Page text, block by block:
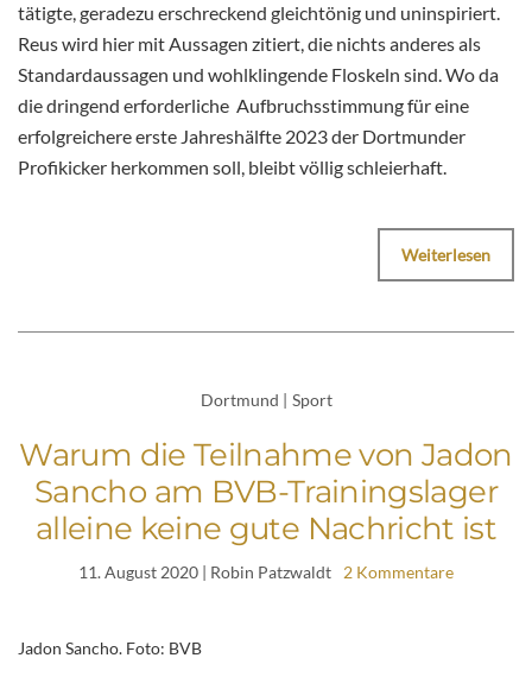
tätigte, geradezu erschreckend gleichtönig und uninspiriert.
Reus wird hier mit Aussagen zitiert, die nichts anderes als
Standardaussagen und wohlklingende Floskeln sind. Wo da
die dringend erforderliche Aufbruchsstimmung für eine
erfolgreichere erste Jahreshälfte 2023 der Dortmunder
Profikicker herkommen soll, bleibt völlig schleierhaft.
Weiterlesen
Dortmund | Sport
Warum die Teilnahme von Jadon
Sancho am BVB-Trainingslager
alleine keine gute Nachricht ist
11. August 2020 | Robin Patzwaldt 2 Kommentare
Jadon Sancho. Foto: BVB